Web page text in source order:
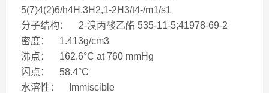
5(7)4(2)6/h4H,3H2,1-2H3/t4-/m1/s1
分子结构： 2-溴丙酸乙酯 535-11-5;41978-69-2
密度： 1.413g/cm3
沸点： 162.6°C at 760 mmHg
闪点： 58.4°C
水溶性： Immiscible